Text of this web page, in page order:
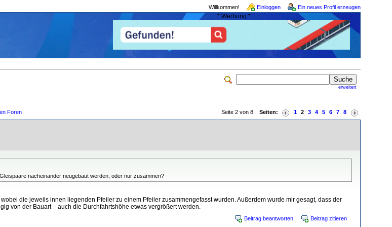
Willkommen! Einloggen Ein neues Profil erzeugen
* Werbung *
erweitert
Foren Seite 2 von 8 Seiten: 1 2 3 4 5 6 7 8
nacheinander neugebaut werden, oder nur zusammen?
die jeweils innen liegenden Pfeiler zu einem Pfeiler zusammengefasst wurden. Außerdem wurde mir gesagt, dass der
von der Bauart – auch die Durchfahrtshöhe etwas vergrößert werden.
Beitrag beantworten Beitrag zitieren